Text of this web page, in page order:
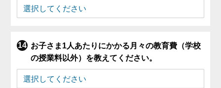
お子さま1人あたりにかかる月々の教育費（学校
の授業料以外）を教えてください。